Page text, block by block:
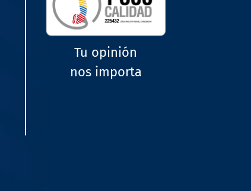
Tu opinión
nos importa